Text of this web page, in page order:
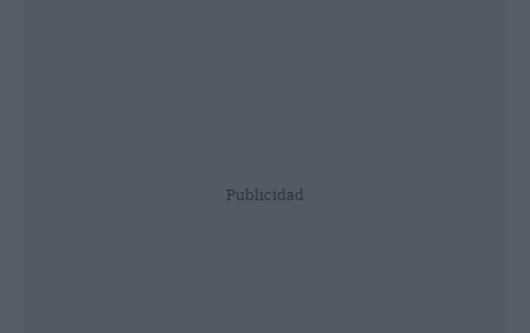
Publicidad